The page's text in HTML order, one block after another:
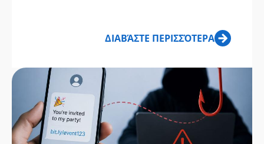
ΔΙΑΒΆΣΤΕ ΠΕΡΙΣΣΌΤΕΡΑ